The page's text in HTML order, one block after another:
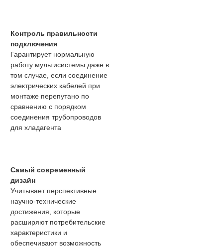
Контроль правильности
подключения
Гарантирует нормальную
работу мультисистемы даже в
том случае, если соединение
электрических кабелей при
монтаже перепутано по
сравнению с порядком
соединения трубопроводов
для хладагента
Самый современный
дизайн
Учитывает перспективные
научно-технические
достижения, которые
расширяют потребительские
характеристики и
обеспечивают возможность